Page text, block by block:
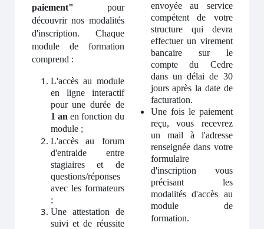
paiement"
pour
découvrir nos modalités
d'inscription.
Chaque
module de formation
comprend :
L'accès au module
en ligne interactif
pour une durée de
1 an en fonction du
module ;
L'accès au forum
d'entraide entre
stagiaires et de
questions/réponses
avec les formateurs
;
Une attestation de
suivi et de réussite
envoyée au service
compétent de votre
structure qui devra
effectuer un virement
bancaire sur le
compte du Cedre
dans un délai de 30
jours après la date de
facturation.
Une fois le paiement
reçu, vous recevrez
un mail à l'adresse
renseignée dans votre
formulaire
d'inscription vous
précisant les
modalités d'accès au
module de
formation.